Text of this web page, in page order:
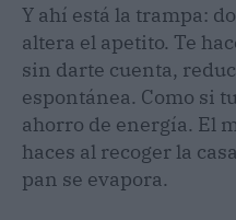
Y ahí está la trampa:
altera el apetito. Te
sin darte cuenta,
espontánea. Como si
ahorro de energía. El
haces al recoger la
pan se evapora.